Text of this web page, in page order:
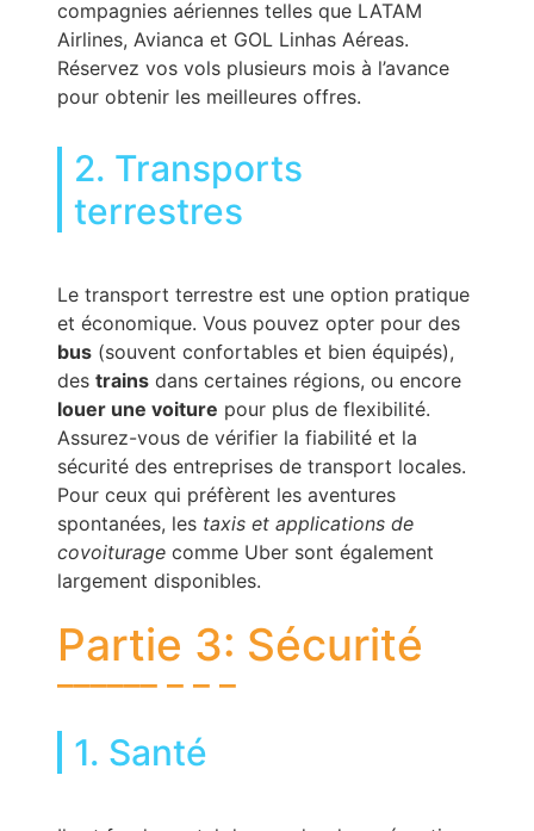
compagnies aériennes telles que LATAM
Airlines, Avianca et GOL Linhas Aéreas.
Réservez vos vols plusieurs mois à l’avance
pour obtenir les meilleures offres.
2. Transports
terrestres
Le transport terrestre est une option pratique
et économique. Vous pouvez opter pour des
bus (souvent confortables et bien équipés),
des trains dans certaines régions, ou encore
louer une voiture pour plus de flexibilité.
Assurez-vous de vérifier la fiabilité et la
sécurité des entreprises de transport locales.
Pour ceux qui préfèrent les aventures
spontanées, les taxis et applications de
covoiturage comme Uber sont également
largement disponibles.
Partie 3: Sécurité
1. Santé